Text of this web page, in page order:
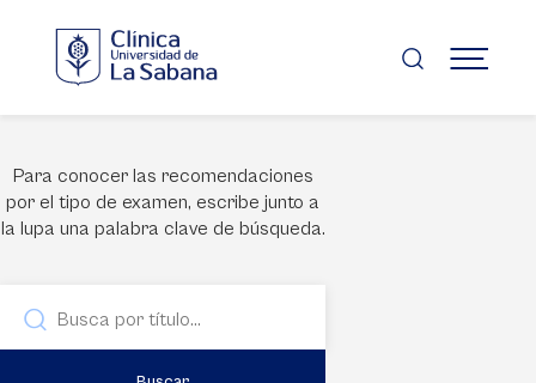
contenido
principal
MENÚ
Para conocer las recomendaciones
por el tipo de examen, escribe junto a
la lupa una palabra clave de búsqueda.
Buscar